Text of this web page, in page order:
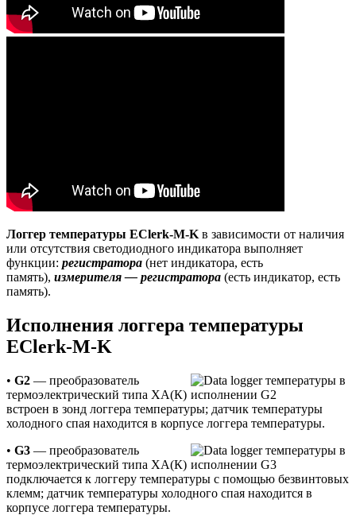
Логгер температуры EClerk-M-K в зависимости от наличия
или отсутствия светодиодного индикатора выполняет
функции: регистратора (нет индикатора, есть
память), измерителя — регистратора (есть индикатор, есть
память).
Исполнения логгера температуры
EClerk-M-K
• G2 — преобразователь
термоэлектрический типа ХА(К)
встроен в зонд логгера температуры; датчик температуры
холодного спая находится в корпусе логгера температуры.
• G3 — преобразователь
термоэлектрический типа ХА(К)
подключается к логгеру температуры с помощью безвинтовых
клемм; датчик температуры холодного спая находится в
корпусе логгера температуры.